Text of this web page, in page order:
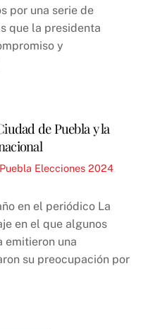
por una serie de
que la presidenta
y
de Puebla y la
Puebla Elecciones 2024
en el periódico La
en el que algunos
emitieron una
su preocupación por